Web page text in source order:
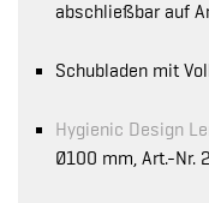
abschließbar auf
Schubladen mit
Hygienic Design
Ø100 mm, Art.-Nr.